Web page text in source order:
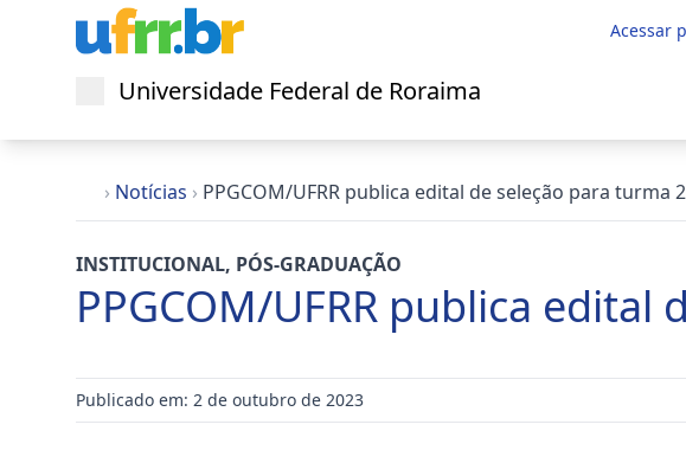
Acessar
Abrir menu
Universidade Federal de Roraima
› Notícias › PPGCOM/UFRR publica edital de seleção para turma
INSTITUCIONAL, PÓS-GRADUAÇÃO
PPGCOM/UFRR publica
Publicado em: 2 de outubro de 2023